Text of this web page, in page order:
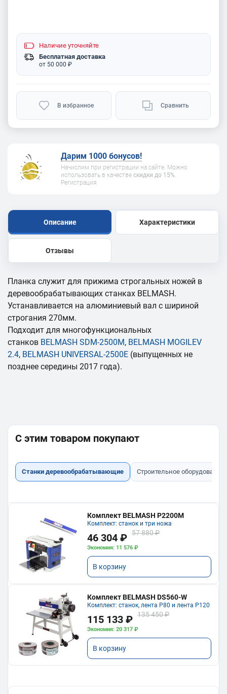
Наличие уточняйте
Бесплатная доставка
от 50 000 ₽
В избранное Сравнить
Дарим 1000 бонусов!
Начислим при регистрации на сайте. Можно
использовать в качестве скидки до 15%.
Регистрация
Описание Характеристики
Отзывы
Планка служит для прижима строгальных ножей в
деревообрабатывающих станках BELMASH.
Устанавливается на алюминиевый вал с шириной
строгания 270мм.
Подходит для многофункциональных
станков BELMASH SDM-2500M, BELMASH MOGILEV
2.4, BELMASH UNIVERSAL-2500E (выпущенных не
позднее середины 2017 года).
С этим товаром покупают
Станки деревообрабатывающие Строительное оборудование
Комплект BELMASH P2200M
Комплект: станок и три ножа
46 304 ₽ 57 880 ₽
Экономия: 11 576 ₽
В корзину
Комплект BELMASH DS560-W
Комплект: станок, лента P80 и лента P120
115 133 ₽ 135 450 ₽
Экономия: 20 317 ₽
В корзину